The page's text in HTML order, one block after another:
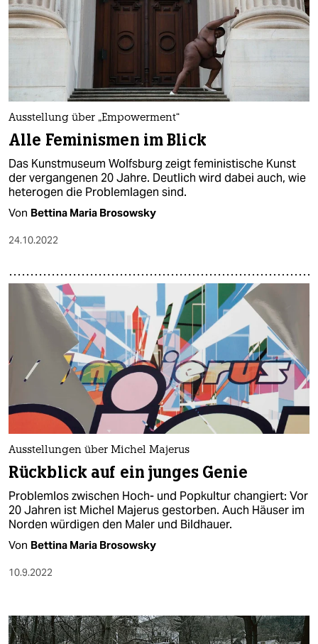
Ausstellung über „Empowerment“
Alle Feminismen im Blick
Das Kunstmuseum Wolfsburg zeigt feministische Kunst
der vergangenen 20 Jahre. Deutlich wird dabei auch, wie
heterogen die Problemlagen sind.
Von Bettina Maria Brosowsky
24.10.2022
Ausstellungen über Michel Majerus
Rückblick auf ein junges Genie
Problemlos zwischen Hoch- und Popkultur changiert: Vor
20 Jahren ist Michel Majerus gestorben. Auch Häuser im
Norden würdigen den Maler und Bildhauer.
Von Bettina Maria Brosowsky
10.9.2022